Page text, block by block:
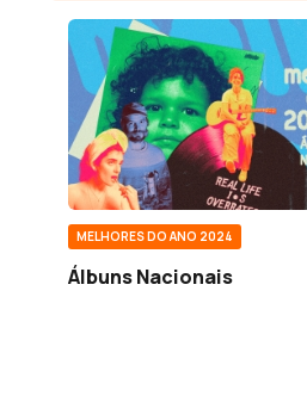
MELHORES DO ANO 2024
Álbuns Nacionais